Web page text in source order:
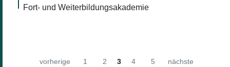
Fort- und Weiterbildungsakademie
vorherige 1 2 3 4 5 nächste